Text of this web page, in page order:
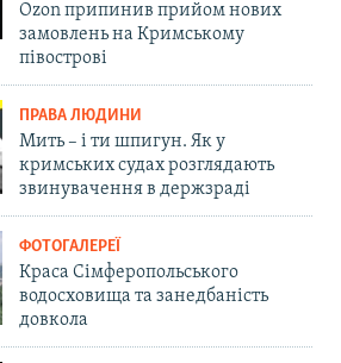
Ozon припинив прийом нових
замовлень на Кримському
півострові
ПРАВА ЛЮДИНИ
Мить – і ти шпигун. Як у
кримських судах розглядають
звинувачення в держзраді
ФОТОГАЛЕРЕЇ
Краса Сімферопольського
водосховища та занедбаність
довкола